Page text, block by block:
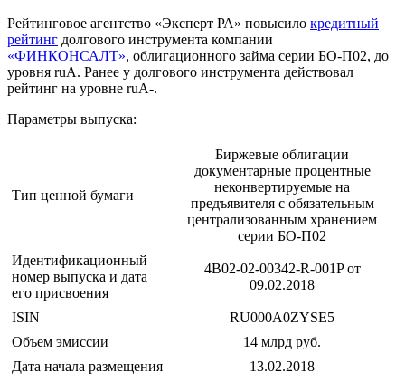
Рейтинговое агентство «Эксперт РА» повысило кредитный
рейтинг долгового инструмента компании
«ФИНКОНСАЛТ», облигационного займа серии БО-П02, до
уровня ruA. Ранее у долгового инструмента действовал
рейтинг на уровне ruА-.
Параметры выпуска:
Тип ценной бумаги
Биржевые облигации
документарные процентные
неконвертируемые на
предъявителя с обязательным
централизованным хранением
серии БО-П02
Идентификационный
номер выпуска и дата
его присвоения
4B02-02-00342-R-001P от
09.02.2018
ISIN
RU000A0ZYSE5
Объем эмиссии
14 млрд руб.
Дата начала размещения
13.02.2018